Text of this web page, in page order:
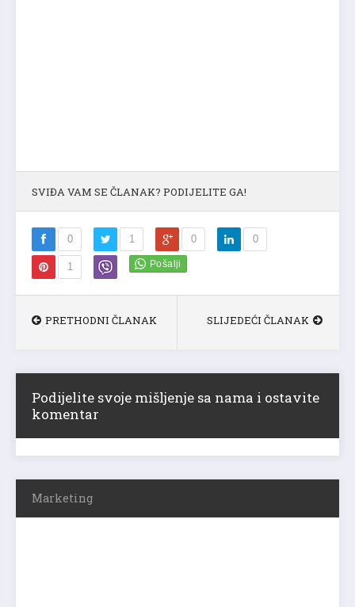
SVIĐA VAM SE ČLANAK? PODIJELITE GA!
0 1 0 0
1
PRETHODNI ČLANAK SLIJEDEĆI ČLANAK
Podijelite svoje mišljenje sa nama i ostavite
komentar
Marketing